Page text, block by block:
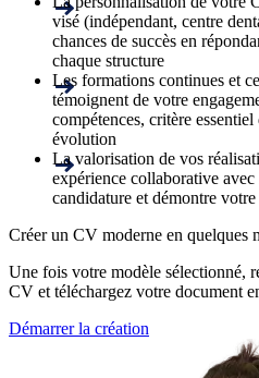
visé (indépendant, centre
chances de succès en
chaque structure
Les formations continues et
témoignent de votre
compétences, critère
évolution
La valorisation de vos
expérience collaborative
candidature et démontre
Créer un CV moderne en quelques
Une fois votre modèle sélectionné,
CV et téléchargez votre document
Démarrer la création